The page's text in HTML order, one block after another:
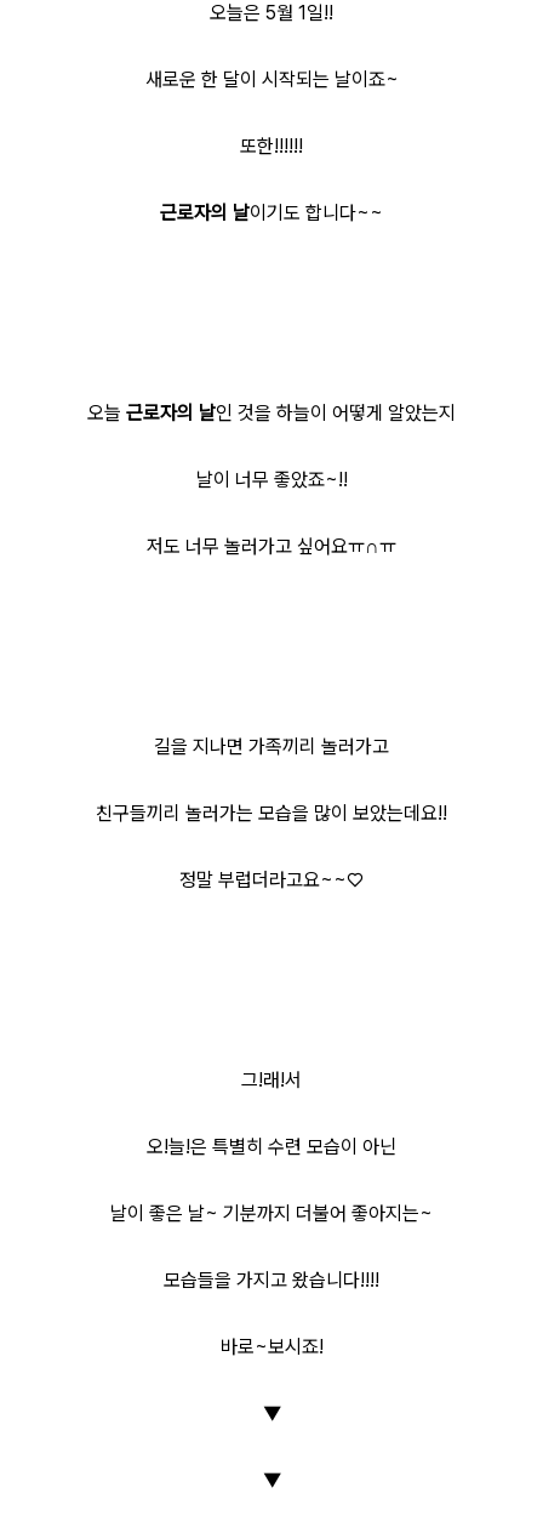
오늘은 5월 1일!!
새로운 한 달이 시작되는 날이죠~
또한!!!!!!
근로자의 날이기도 합니다~~
오늘 근로자의 날인 것을 하늘이 어떻게 알았는지
날이 너무 좋았죠~!!
저도 너무 놀러가고 싶어요ㅠ∩ㅠ
길을 지나면 가족끼리 놀러가고
친구들끼리 놀러가는 모습을 많이 보았는데요!!
정말 부럽더라고요~~♡
그!래!서
오!늘!은 특별히 수련 모습이 아닌
날이 좋은 날~ 기분까지 더불어 좋아지는~
모습들을 가지고 왔습니다!!!!
바로~보시죠!
▼
▼